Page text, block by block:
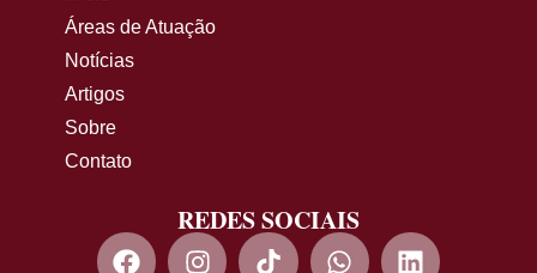
Áreas de Atuação
Notícias
Artigos
Sobre
Contato
REDES SOCIAIS